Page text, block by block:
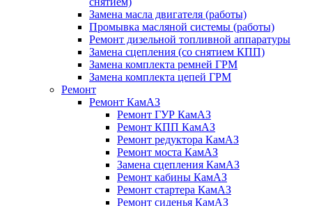
Замена масла двигателя (работы)
Промывка масляной системы (работы)
Ремонт дизельной топливной аппаратуры
Замена сцепления (со снятием КПП)
Замена комплекта ремней ГРМ
Замена комплекта цепей ГРМ
Ремонт
Ремонт КамАЗ
Ремонт ГУР КамАЗ
Ремонт КПП КамАЗ
Ремонт редуктора КамАЗ
Ремонт моста КамАЗ
Замена сцепления КамАЗ
Ремонт кабины КамАЗ
Ремонт стартера КамАЗ
Ремонт сиденья КамАЗ